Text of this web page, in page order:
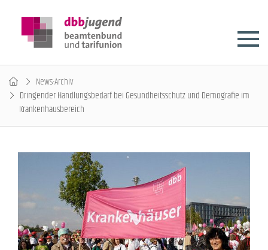
News-Archiv
Dringender Handlungsbedarf bei Gesundheitsschutz und Demografie im
Krankenhausbereich